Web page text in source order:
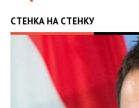
СТЕНКА НА СТЕНКУ